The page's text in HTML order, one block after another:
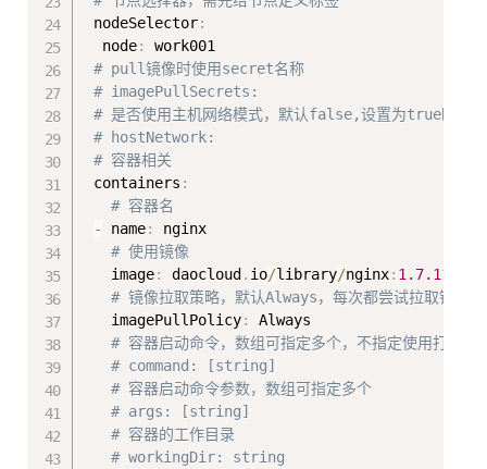
nodeSelector:
  node
:
work001
# pull镜像时使用secret名称
# imagePullSecrets:
# 是否使用主机网络模式，默认false,设置为true时，
# hostNetwork:
# 容器相关
containers :
# 容器名
-
name:
nginx
# 使用镜像
   image
: daocloud. io/library/nginx: 1.7.11
# 镜像拉取策略，默认Always，每次都尝试拉取镜像
   imagePullPolicy
:
Always
# 容器启动命令，数组可指定多个，不指定使用打包时
# command: [string]
# 容器启动命令参数，数组可指定多个
# args: [string]
# 容器的工作目录
# workingDir: string